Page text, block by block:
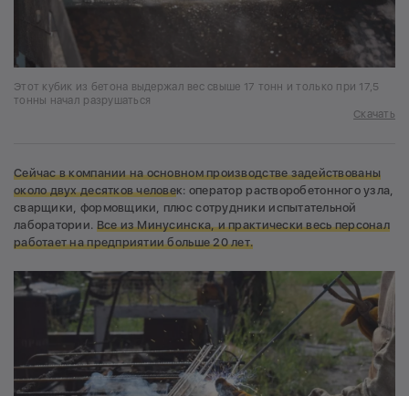
Этот кубик из бетона выдержал вес свыше 17 тонн и только при 17,5
тонны начал разрушаться
Скачать
Сейчас в компании на основном производстве задействованы
около двух десятков человек: оператор растворобетонного узла,
сварщики, формовщики, плюс сотрудники испытательной
лаборатории. Все из Минусинска, и практически весь персонал
работает на предприятии больше 20 лет.